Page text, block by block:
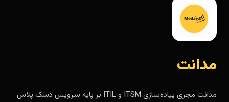
مدانت
مدانت مجری پیاده‌سازی ITSM و ITIL بر پایه سرویس دسک پلاس